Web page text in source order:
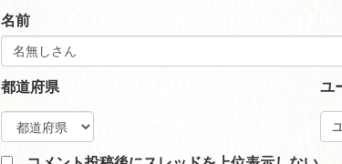
名前
都道府県 ユ